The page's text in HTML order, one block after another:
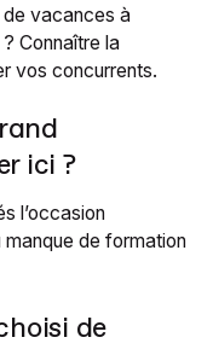
de vacances à
Connaître la
vos concurrents.
ici ?
l’occasion
manque de formation
de